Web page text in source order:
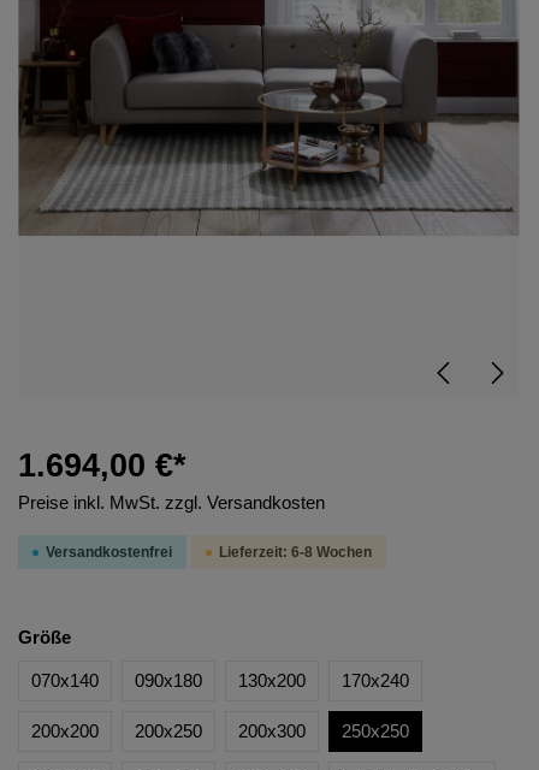
1.694,00 €*
Preise inkl. MwSt. zzgl. Versandkosten
Versandkostenfrei Lieferzeit: 6-8 Wochen
Größe
070x140 090x180 130x200 170x240
200x200 200x250 200x300 250x250